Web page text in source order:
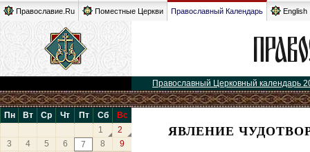
Православие.Ru Поместные Церкви Православный Календарь English
Православный Церковный календарь
Пн Вт Ср Чт Пт Сб
Вс
1
2
3
4 5 6 7 8
9
ЯВЛЕНИЕ